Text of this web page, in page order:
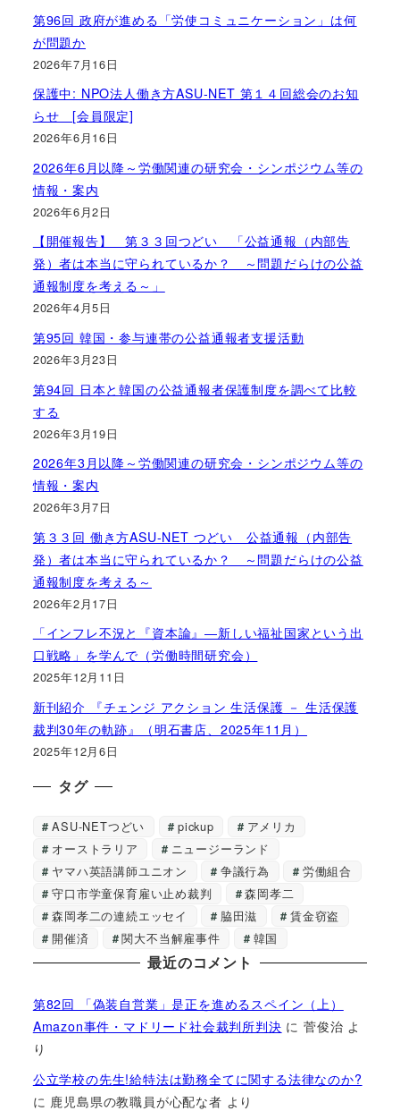
第96回 政府が進める「労使コミュニケーション」は何
が問題か
2026年7月16日
保護中: NPO法人働き方ASU-NET 第１４回総会のお知
らせ [会員限定]
2026年6月16日
2026年6月以降～労働関連の研究会・シンポジウム等の
情報・案内
2026年6月2日
【開催報告】 第３３回つどい 「公益通報（内部告
発）者は本当に守られているか？ ～問題だらけの公益
通報制度を考える～」
2026年4月5日
第95回 韓国・参与連帯の公益通報者支援活動
2026年3月23日
第94回 日本と韓国の公益通報者保護制度を調べて比較
する
2026年3月19日
2026年3月以降～労働関連の研究会・シンポジウム等の
情報・案内
2026年3月7日
第３３回 働き方ASU-NET つどい 公益通報（内部告
発）者は本当に守られているか？ ～問題だらけの公益
通報制度を考える～
2026年2月17日
「インフレ不況と『資本論』―新しい福祉国家という出
口戦略」を学んで（労働時間研究会）
2025年12月11日
新刊紹介 『チェンジ アクション 生活保護 － 生活保護
裁判30年の軌跡』（明石書店、2025年11月）
2025年12月6日
タグ
ASU-NETつどい pickup
アメリカ
オーストラリア
ニュージーランド
ヤマハ英語講師ユニオン
争議行為
労働組合
守口市学童保育雇い止め裁判
森岡孝二
森岡孝二の連続エッセイ
脇田滋
賃金窃盗
開催済
関大不当解雇事件 韓国
最近のコメント
第82回 「偽装自営業」是正を進めるスペイン（上）
Amazon事件・マドリード社会裁判所判決 に菅俊治 よ
り
公立学校の先生!給特法は勤務全てに関する法律なのか?
に 鹿児島県の教職員が心配な者 より